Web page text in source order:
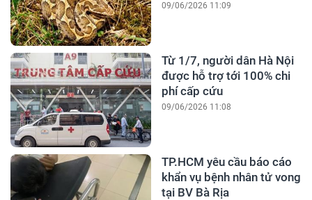
09/06/2026 11:09
Từ 1/7, người dân Hà Nội
được hỗ trợ tới 100% chi
phí cấp cứu
09/06/2026 11:08
TP.HCM yêu cầu báo cáo
khẩn vụ bệnh nhân tử vong
tại BV Bà Rịa